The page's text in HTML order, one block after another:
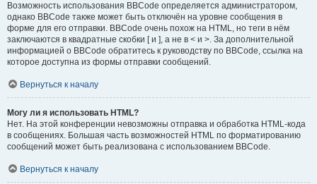
Возможность использования BBCode определяется администратором,
однако BBCode также может быть отключён на уровне сообщения в
форме для его отправки. BBCode очень похож на HTML, но теги в нём
заключаются в квадратные скобки [ и ], а не в < и >. За дополнительной
информацией о BBCode обратитесь к руководству по BBCode, ссылка на
которое доступна из формы отправки сообщений.
Вернуться к началу
Могу ли я использовать HTML?
Нет. На этой конференции невозможны отправка и обработка HTML-кода
в сообщениях. Большая часть возможностей HTML по форматированию
сообщений может быть реализована с использованием BBCode.
Вернуться к началу